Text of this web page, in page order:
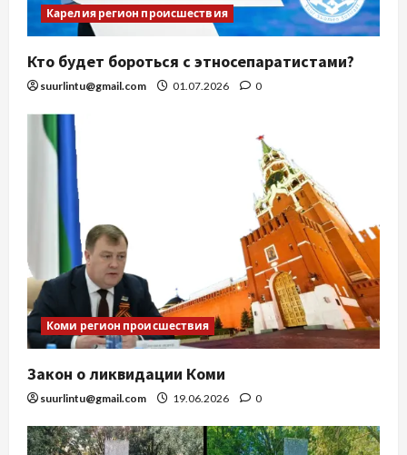
Карелия регион происшествия
Кто будет бороться с этносепаратистами?
suurlintu@gmail.com 01.07.2026 0
Коми регион происшествия
Закон о ликвидации Коми
suurlintu@gmail.com 19.06.2026 0